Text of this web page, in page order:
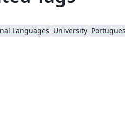
Languages University